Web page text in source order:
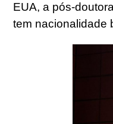
EUA, a pós-
tem nacionalidade